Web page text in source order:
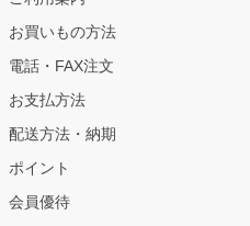
お買いもの方法
電話・FAX注文
お支払方法
配送方法・納期
ポイント
会員優待